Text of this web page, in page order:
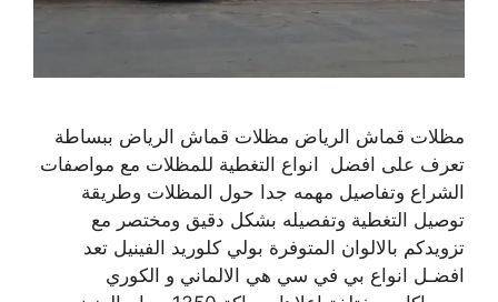
مظلات قماش الرياض مظلات قماش الرياض ببساطة
تعرف على افضل انواع التغطية للمظلات مع مواصفات
الشراع وتفاصيل مهمه جدا حول المظلات وطريقة
توصيل التغطية وتفصيله بشكل دقيق ومختصر مع
تزويدكم بالالوان المتوفرة بولي كلوريد الفينيل تعد
افضـل انواع بي في سي هي الالماني و الكوري